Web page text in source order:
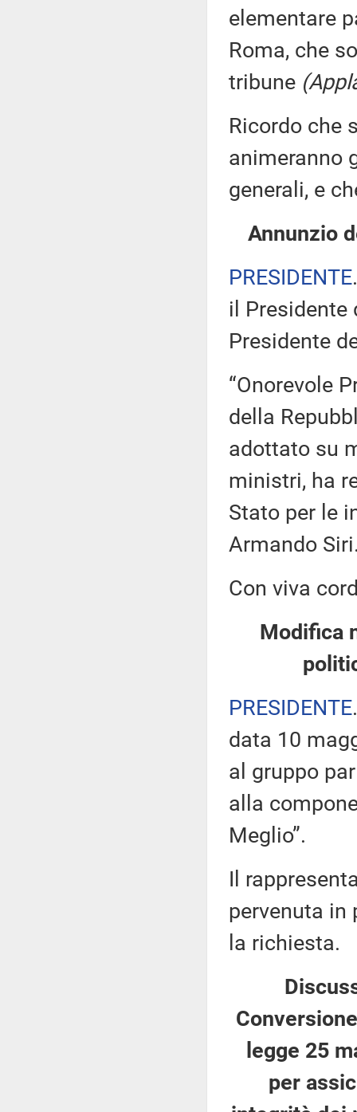
elementare
Roma, che
tribune
Ricordo che
animeranno
generali, e
Annunzio
PRESIDENTE
il
Presidente
“Onorevole
della
adottato su
ministri, ha
Stato per le
Armando
Con viva
Modifica
PRESIDENTE
data 10
al gruppo
alla
Meglio”.
Il
pervenuta in
la richiesta.
legge 25
per